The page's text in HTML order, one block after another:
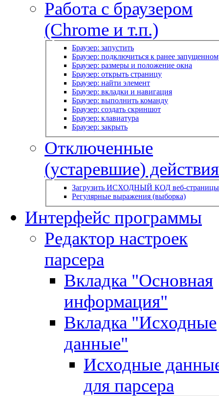
Работа с браузером
(Chrome и т.п.)
Браузер: запустить
Браузер: подключиться к ранее
Браузер: размеры и положение окна
Браузер: открыть страницу
Браузер: найти элемент
Браузер: вкладки и навигация
Браузер: выполнить команду
Браузер: создать скриншот
Браузер: клавиатура
Браузер: закрыть
Отключенные
(устаревшие) действия
Загрузить ИСХОДНЫЙ КОД веб-страницы
Регулярные выражения (выборка)
Интерфейс программы
Редактор настроек
парсера
Вкладка "Основная
информация"
Вкладка "Исходные
данные"
Исходные
для парсера